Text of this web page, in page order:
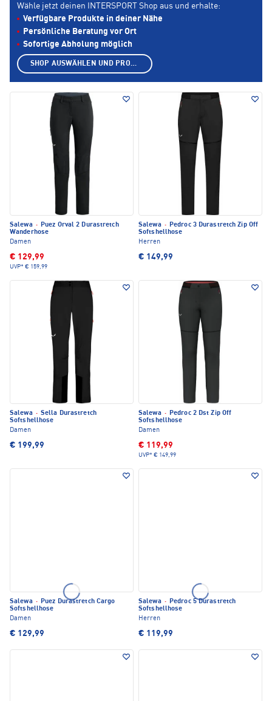
Salewa · Puez Orval 2 Durastretch
Wanderhose
Damen
€ 129,99
UVP* € 159,99
Salewa · Pedroc 3 Durastretch Zip Off
Softshellhose
Herren
€ 149,99
Salewa · Sella Durastretch
Softshellhose
Damen
€ 199,99
Salewa · Pedroc 2 Dst Zip Off
Softshellhose
Damen
€ 119,99
UVP* € 149,99
Salewa · Puez Durastretch Cargo
Softshellhose
Damen
€ 129,99
Salewa · Pedroc 5 Durastretch
Softshellhose
Herren
€ 119,99
Wähle jetzt deinen INTERSPORT Shop aus und erhalte:
Verfügbare Produkte in deiner Nähe
Persönliche Beratung vor Ort
Sofortige Abholung möglich
SHOP AUSWÄHLEN UND PRODUKTE ANZEIGEN